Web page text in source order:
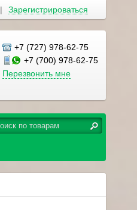
| Зарегистрироваться
+7 (727) 978-62-75
+7 (700) 978-62-75
Перезвонить мне